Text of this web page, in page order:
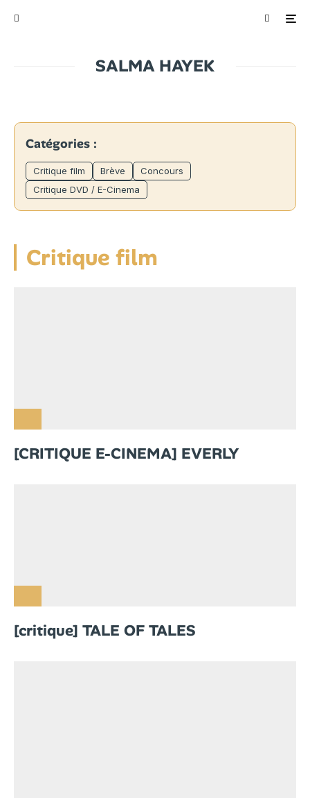
SALMA HAYEK
Catégories :
Critique film Brève
Concours
Critique DVD / E-Cinema
Critique film
[CRITIQUE E-CINEMA] EVERLY
[critique] TALE OF TALES